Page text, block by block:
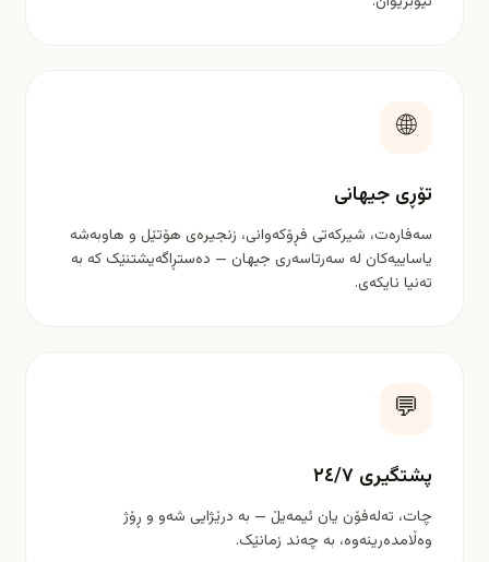
🌐
تۆڕی جیهانی
سەفارەت، شیرکەتی فڕۆکەوانی، زنجیرەی هۆتێل و هاوبەشە
یاساییەکان لە سەرتاسەری جیهان — دەستڕاگەیشتنێک کە بە
تەنیا نایکەی.
💬
پشتگیری ٢٤/٧
چات، تەلەفۆن یان ئیمەیڵ — بە درێژایی شەو و ڕۆژ
وەڵامدەرینەوە، بە چەند زمانێک.